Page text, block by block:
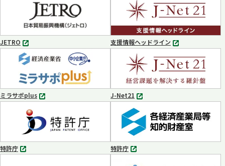
開
く
JETRO
別
タ
ブ
で
開
く
支援情報ヘッドライン
別
タ
ブ
で
開
く
ミラサポplus
別
ブ
で
開
く
J-Net21
別
タ
ブ
で
開
く
特許庁
別
特許庁
別